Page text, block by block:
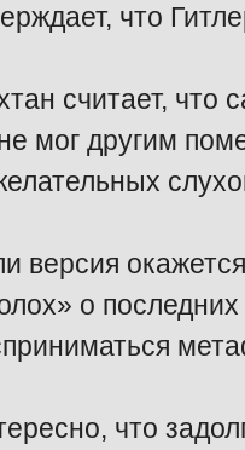
что
считает, что
мог другим
версия
о
что